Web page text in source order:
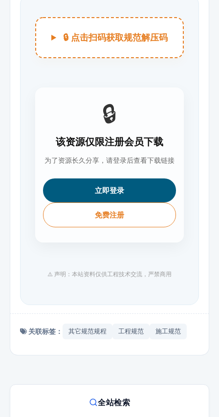
🔒 点击扫码获取规范解压码
🔒
该资源仅限注册会员下载
为了资源长久分享，请登录后查看下载链接
立即登录
免费注册
⚠️ 声明：本站资料仅供工程技术交流，严禁商用
关联标签： 其它规范规程 工程规范 施工规范
全站检索